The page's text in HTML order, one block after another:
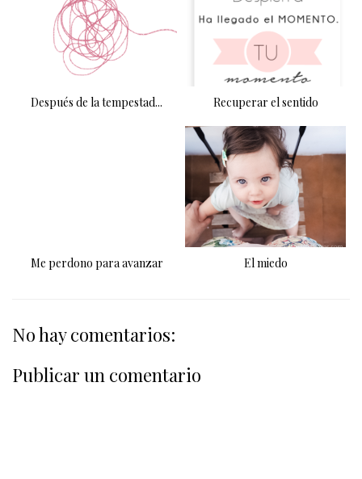
Después de la tempestad... Recuperar el sentido
Me perdono para avanzar El miedo
No hay comentarios:
Publicar un comentario